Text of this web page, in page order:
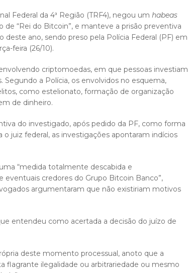
Federal da 4ª Região (TRF4), negou um habeas
de “Rei do Bitcoin”, e manteve a prisão preventiva
ano, sendo preso pela Polícia Federal (PF) em
feira (26/10).
criptomoedas, em que pessoas investiam
a Polícia, os envolvidos no esquema,
como estelionato, formação de organização
de dinheiro.
do investigado, após pedido da PF, como forma
juiz federal, as investigações apontaram indícios
“medida totalmente descabida e
credores do Grupo Bitcoin Banco”,
argumentaram que não existiriam motivos
entendeu como acertada a decisão do juízo de
deste momento processual, anoto que a
flagrante ilegalidade ou arbitrariedade ou mesmo